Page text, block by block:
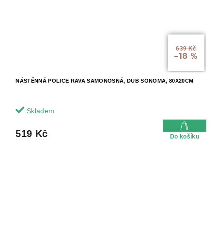
639 Kč
–18 %
NÁSTĚNNÁ POLICE RAVA SAMONOSNÁ, DUB SONOMA, 80X20CM
Skladem
519 Kč Do košíku